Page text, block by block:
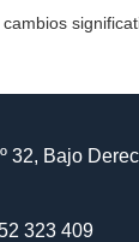
32, Bajo
323 409